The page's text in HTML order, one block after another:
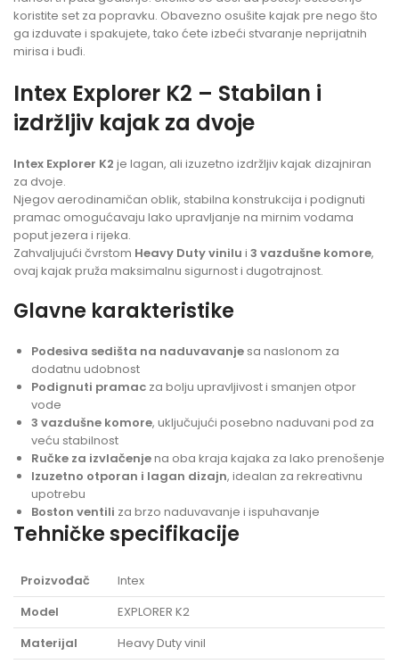
koristite set za popravku. Obavezno osušite kajak pre nego što
ga izduvate i spakujete, tako ćete izbeći stvaranje neprijatnih
mirisa i buđi.
Intex Explorer K2 – Stabilan i
izdržljiv kajak za dvoje
Intex Explorer K2 je lagan, ali izuzetno izdržljiv kajak dizajniran
za dvoje.
Njegov aerodinamičan oblik, stabilna konstrukcija i podignuti
pramac omogućavaju lako upravljanje na mirnim vodama
poput jezera i rijeka.
Zahvaljujući čvrstom Heavy Duty vinilu i 3 vazdušne komore,
ovaj kajak pruža maksimalnu sigurnost i dugotrajnost.
Glavne karakteristike
Podesiva sedišta na naduvavanje sa naslonom za
dodatnu udobnost
Podignuti pramac za bolju upravljivost i smanjen otpor
vode
3 vazdušne komore, uključujući posebno naduvani pod za
veću stabilnost
Ručke za izvlačenjena oba kraja kajaka za lako prenošenje
Izuzetno otporan i lagan dizajn, idealan za rekreativnu
upotrebu
Boston ventili za brzo naduvavanje i ispuhavanje
Tehničke specifikacije
Proizvođač
Intex
Model
EXPLORER K2
Materijal
Heavy Duty vinil